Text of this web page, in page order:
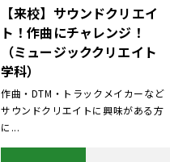
【来校】サウンドクリエイ
ト！作曲にチャレンジ！
（ミュージッククリエイト
学科）
作曲・DTM・トラックメイカーなど
サウンドクリエイトに興味がある方
に...